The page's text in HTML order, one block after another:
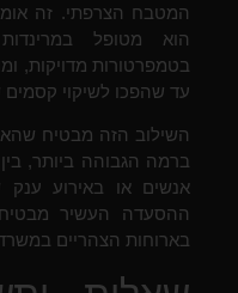
המטבח הצרפתי. זה
הוא מטופל
בטמפרטורות מדויקות,
עד שהפכו לשיקוי
השילוב הזה מבטיח
ברמה הגבוהה ביותר,
אנשים או באירוע ענק
ההסעדה העשיר מבטיח
בארוחות הצהריים